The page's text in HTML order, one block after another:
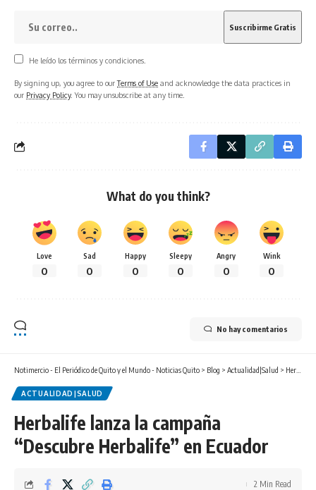
He leído los términos y condiciones.
By signing up, you agree to ourTerms of Use and acknowledge the data practices in
our Privacy Policy. You may unsubscribe at any time.
What do you think?
Love
0
Sad
0
Happy
0
Sleepy
0
Angry
0
Wink
0
No hay comentarios
Notimercio - El Periódico de Quito y el Mundo - Noticias Quito > Blog > Actualidad|Salud > Herbalife lanza la campaña “Descubre Herbalife” en Ecuador
ACTUALIDAD|SALUD
Herbalife lanza la campaña
“Descubre Herbalife” en Ecuador
2 Min Read